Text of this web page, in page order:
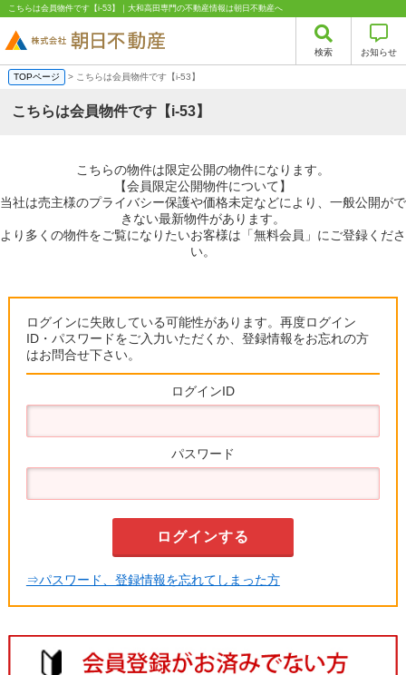
こちらは会員物件です【i-53】｜大和高田専門の不動産情報は朝日不動産へ
検索 お知らせ
TOPページ > こちらは会員物件です【i-53】
こちらは会員物件です【i-53】
こちらの物件は限定公開の物件になります。
【会員限定公開物件について】
当社は売主様のプライバシー保護や価格未定などにより、一般公開がで
きない最新物件があります。
より多くの物件をご覧になりたいお客様は「無料会員」にご登録くださ
い。
ログインに失敗している可能性があります。再度ログイン
ID・パスワードをご入力いただくか、登録情報をお忘れの方
はお問合せ下さい。
ログインID
パスワード
⇒パスワード、登録情報を忘れてしまった方